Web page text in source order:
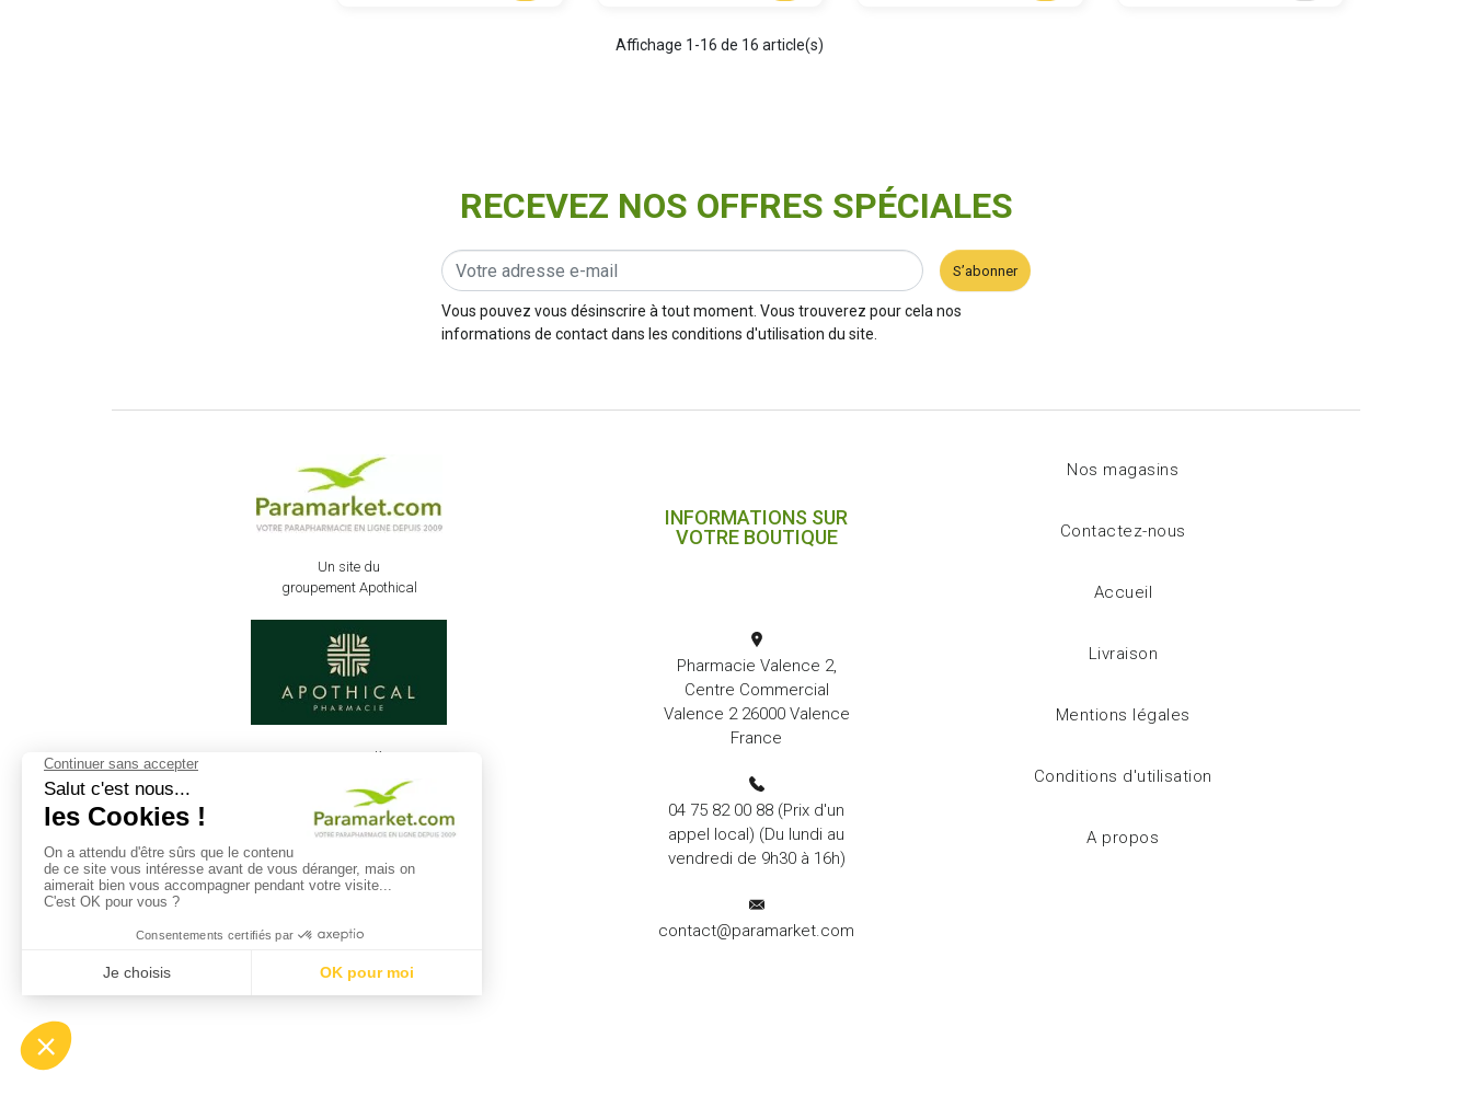
Affichage 1-16 de 16 article(s)
RECEVEZ NOS OFFRES SPÉCIALES
S’abonner
Vous pouvez vous désinscrire à tout moment. Vous trouverez pour cela nos
informations de contact dans les conditions d'utilisation du site.
Un site du
groupement Apothical
Retrouvez dès
maintenant votre
parapharmacie
Paramarket sur les
réseaux sociaux et
profitez de nos conseils
et actuces!
INFORMATIONS SUR
VOTRE BOUTIQUE
Pharmacie Valence 2,
Centre Commercial
Valence 2 26000 Valence
France
04 75 82 00 88 (Prix d'un
appel local) (Du lundi au
vendredi de 9h30 à 16h)
contact@paramarket.com
Nos magasins
Contactez-nous
Accueil
Livraison
Mentions légales
Conditions d'utilisation
A propos